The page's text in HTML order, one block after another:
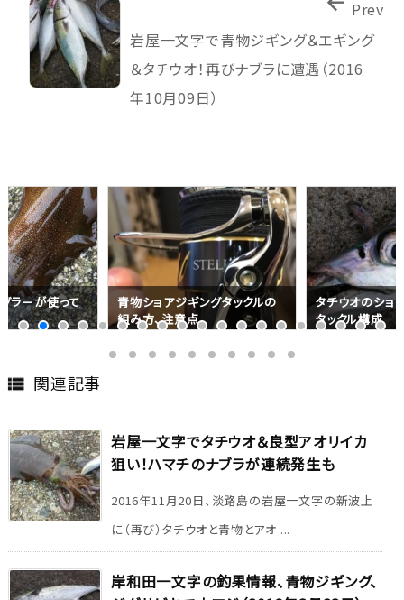
岩屋一文字で青物ジギング＆エギング
＆タチウオ！再びナブラに遭遇（2016
年10月09日）
Prev
ラーが使って
青物ショアジギングタックルの
組み方、注意点
タチウオのショ
タックル構成
 関連記事
岩屋一文字でタチウオ＆良型アオリイカ
狙い！ハマチのナブラが連続発生も
2016年11月20日、淡路島の岩屋一文字の新波止
に（再び）タチウオと青物とアオ ...
岸和田一文字の釣果情報、青物ジギング、